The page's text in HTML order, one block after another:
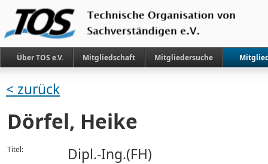
Über TOS e.V. Mitgliedschaft Mitgliedersuche
< zurück
Dörfel, Heike
Titel: Dipl.-Ing.(FH)